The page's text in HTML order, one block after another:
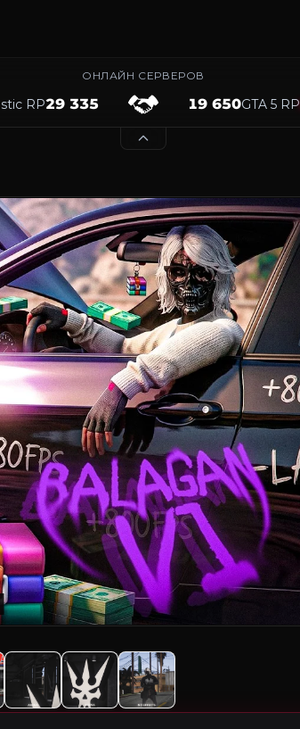
ОНЛАЙН СЕРВЕРОВ
RP29 335 19 650GTA 5 RP